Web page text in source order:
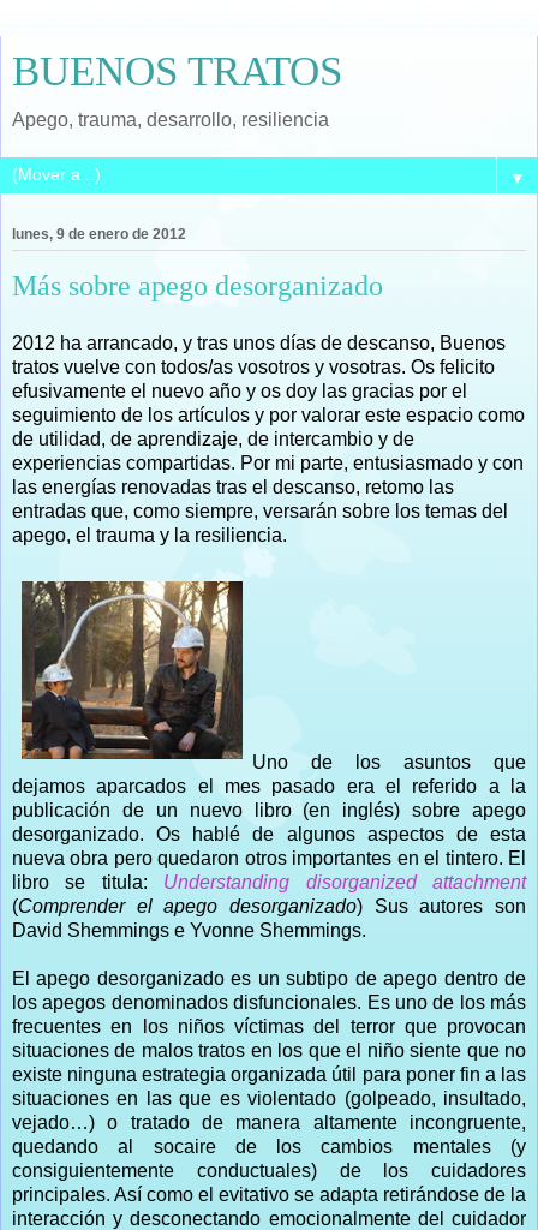
BUENOS TRATOS
Apego, trauma, desarrollo, resiliencia
▼
lunes, 9 de enero de 2012
Más sobre apego desorganizado
2012 ha arrancado, y tras unos días de descanso, Buenos
tratos vuelve con todos/as vosotros y vosotras. Os felicito
efusivamente el nuevo año y os doy las gracias por el
seguimiento de los artículos y por valorar este espacio como
de utilidad, de aprendizaje, de intercambio y de
experiencias compartidas. Por mi parte, entusiasmado y con
las energías renovadas tras el descanso, retomo las
entradas que, como siempre, versarán sobre los temas del
apego, el trauma y la resiliencia.
Uno de los asuntos que
dejamos aparcados el mes pasado era el referido a la
publicación de un nuevo libro (en inglés) sobre apego
desorganizado. Os hablé de algunos aspectos de esta
nueva obra pero quedaron otros importantes en el tintero. El
libro se titula: Understanding disorganized attachment
(Comprender el apego desorganizado) Sus autores son
David Shemmings e Yvonne Shemmings.
El apego desorganizado es un subtipo de apego dentro de
los apegos denominados disfuncionales. Es uno de los más
frecuentes en los niños víctimas del terror que provocan
situaciones de malos tratos en los que el niño siente que no
existe ninguna estrategia organizada útil para poner fin a las
situaciones en las que es violentado (golpeado, insultado,
vejado…) o tratado de manera altamente incongruente,
quedando al socaire de los cambios mentales (y
consiguientemente conductuales) de los cuidadores
principales. Así como el evitativo se adapta retirándose de la
interacción y desconectando emocionalmente del cuidador